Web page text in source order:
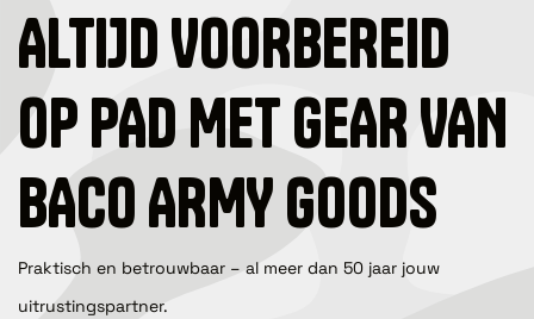
ALTIJD VOORBEREID
OP PAD MET GEAR VAN
BACO ARMY GOODS
Praktisch en betrouwbaar – al meer dan 50 jaar jouw
uitrustingspartner.